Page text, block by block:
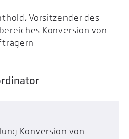
Vorsitzender des
Konversion von
Konversion von